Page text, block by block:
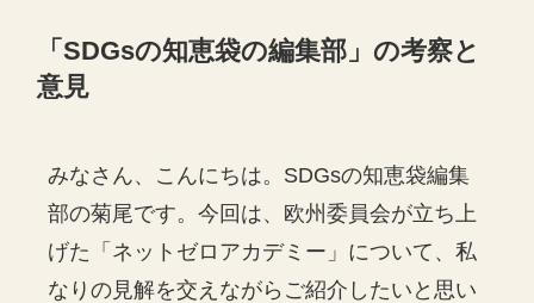
「SDGsの知恵袋の編集部」の考察と
意見
みなさん、こんにちは。SDGsの知恵袋編集
部の菊尾です。今回は、欧州委員会が立ち上
げた「ネットゼロアカデミー」について、私
なりの見解を交えながらご紹介したいと思い